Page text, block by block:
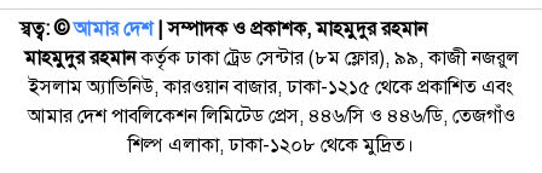
স্বত্ব: ©️আমার দেশ| সম্পাদক ও প্রকাশক, মাহমুদুর রহমান
মাহমুদুর রহমানকর্তৃক ঢাকা ট্রেড সেন্টার (৮ম ফ্লোর), ৯৯, কাজী নজরুল
ইসলাম অ্যাভিনিউ, কারওয়ান বাজার, ঢাকা-১২১৫ থেকে প্রকাশিত এবং
আমার দেশ পাবলিকেশন লিমিটেড প্রেস, ৪৪৬/সি ও ৪৪৬/ডি, তেজগাঁও
শিল্প এলাকা, ঢাকা-১২০৮ থেকে মুদ্রিত।